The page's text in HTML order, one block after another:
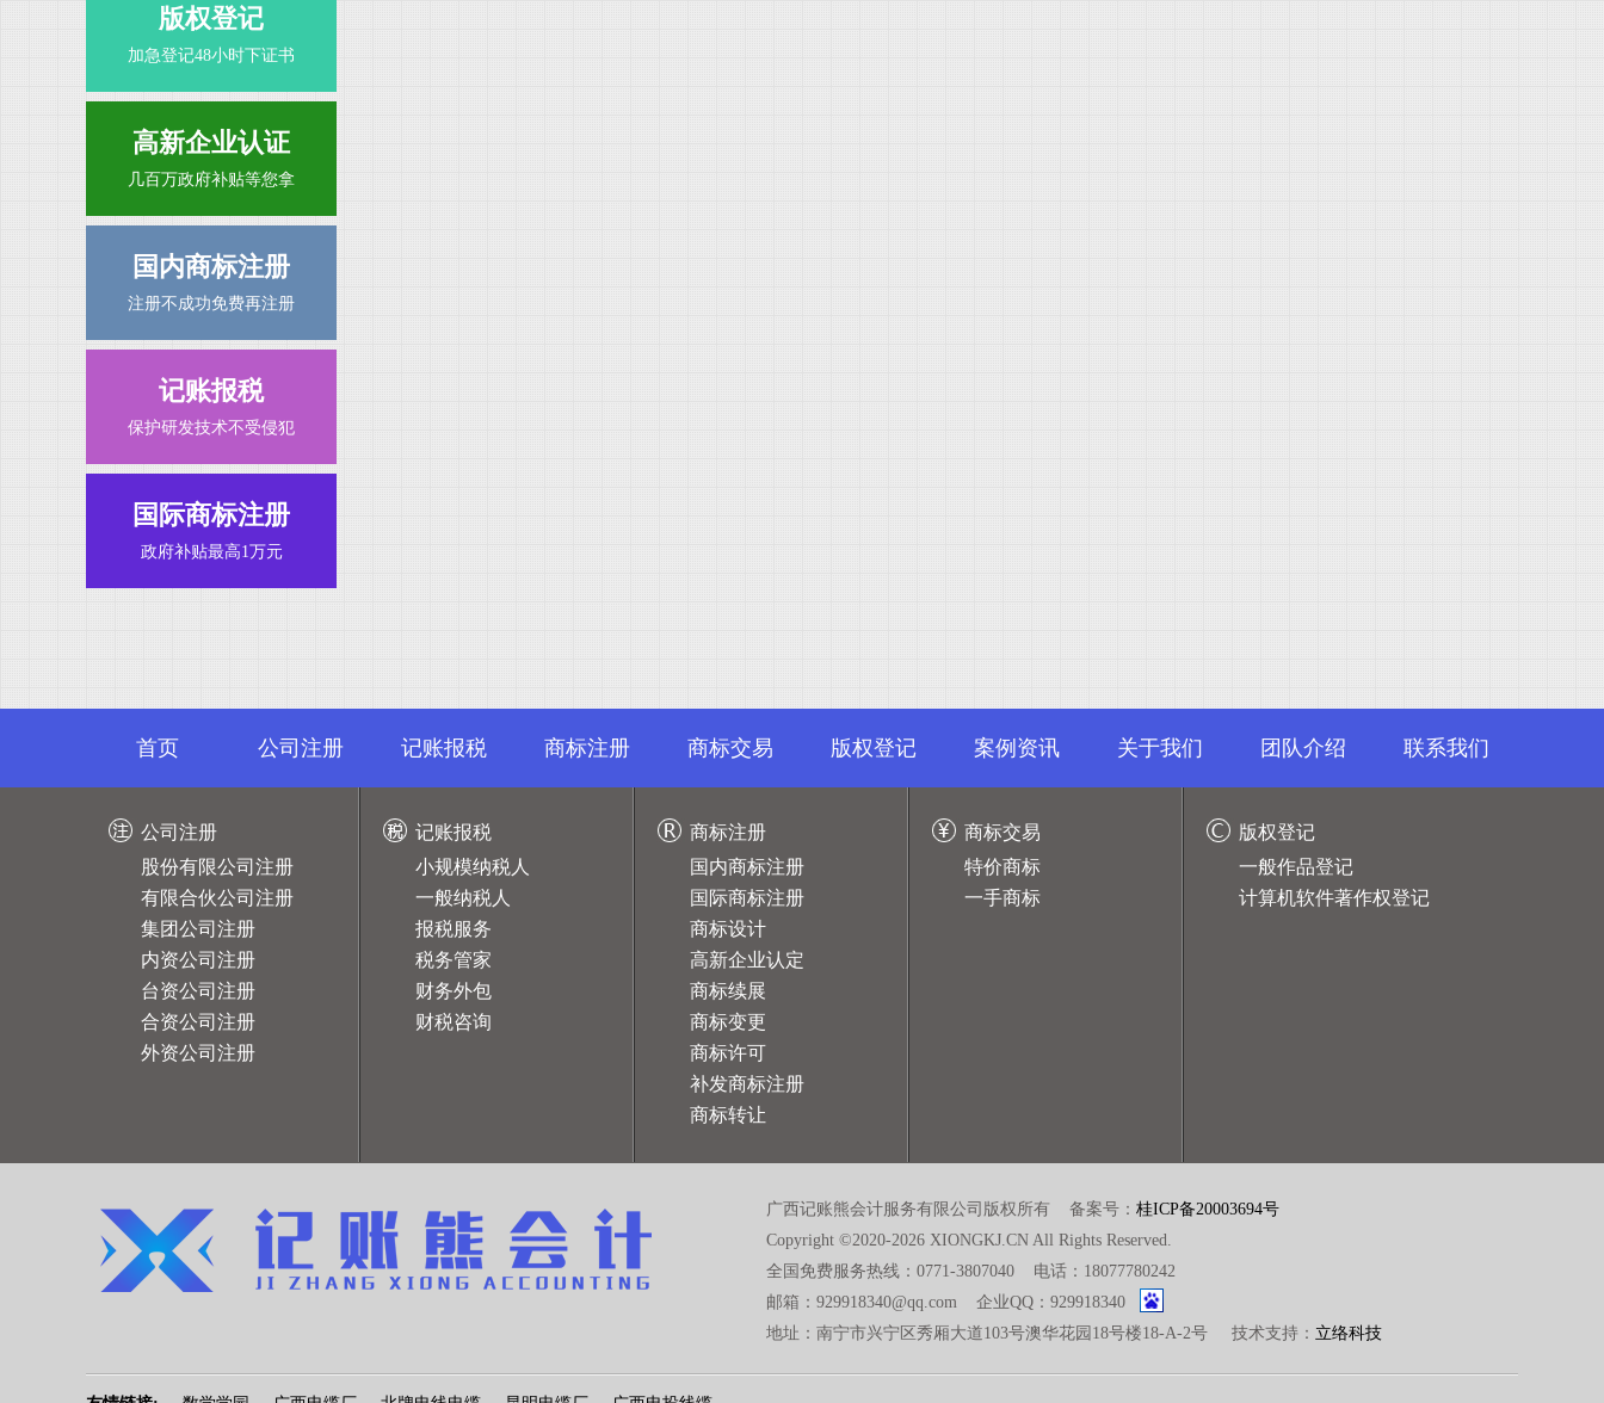
版权登记
加急登记48小时下证书
高新企业认证
几百万政府补贴等您拿
国内商标注册
注册不成功免费再注册
记账报税
保护研发技术不受侵犯
国际商标注册
政府补贴最高1万元
首页 公司注册 记账报税 商标注册 商标交易 版权登记 案例资讯 关于我们 团队介绍 联系我们
公司注册
股份有限公司注册
有限合伙公司注册
集团公司注册
内资公司注册
台资公司注册
合资公司注册
外资公司注册
记账报税
小规模纳税人
一般纳税人
报税服务
税务管家
财务外包
财税咨询
商标注册
国内商标注册
国际商标注册
商标设计
高新企业认定
商标续展
商标变更
商标许可
补发商标注册
商标转让
商标交易
特价商标
一手商标
版权登记
一般作品登记
计算机软件著作权登记
广西记账熊会计服务有限公司版权所有 备案号： 桂ICP备20003694号
Copyright ©2020-2026 XIONGKJ.CN All Rights Reserved.
全国免费服务热线：0771-3807040 电话：18077780242
邮箱：929918340@qq.com 企业QQ：929918340
地址：南宁市兴宁区秀厢大道103号澳华花园18号楼18-A-2号 技术支持： 立络科技